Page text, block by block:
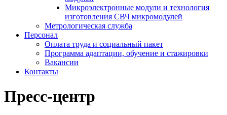
Микроэлектронные модули и технология
изготовления СВЧ микромодулей
Метрологическая служба
Персонал
Оплата труда и социальный пакет
Программа адаптации, обучение и стажировки
Вакансии
Контакты
Пресс-центр